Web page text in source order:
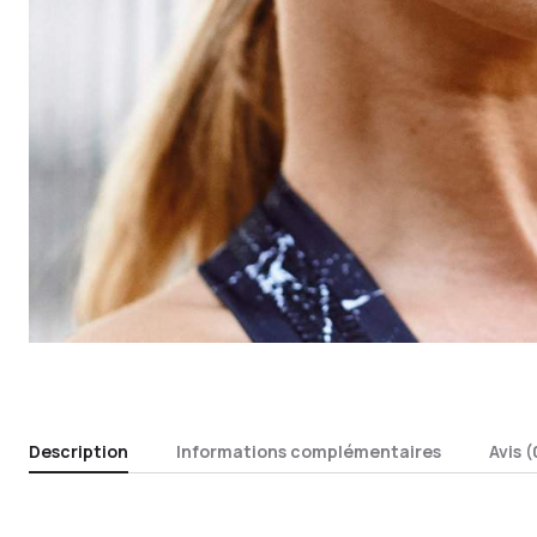
Description Informations complémentaires Avis